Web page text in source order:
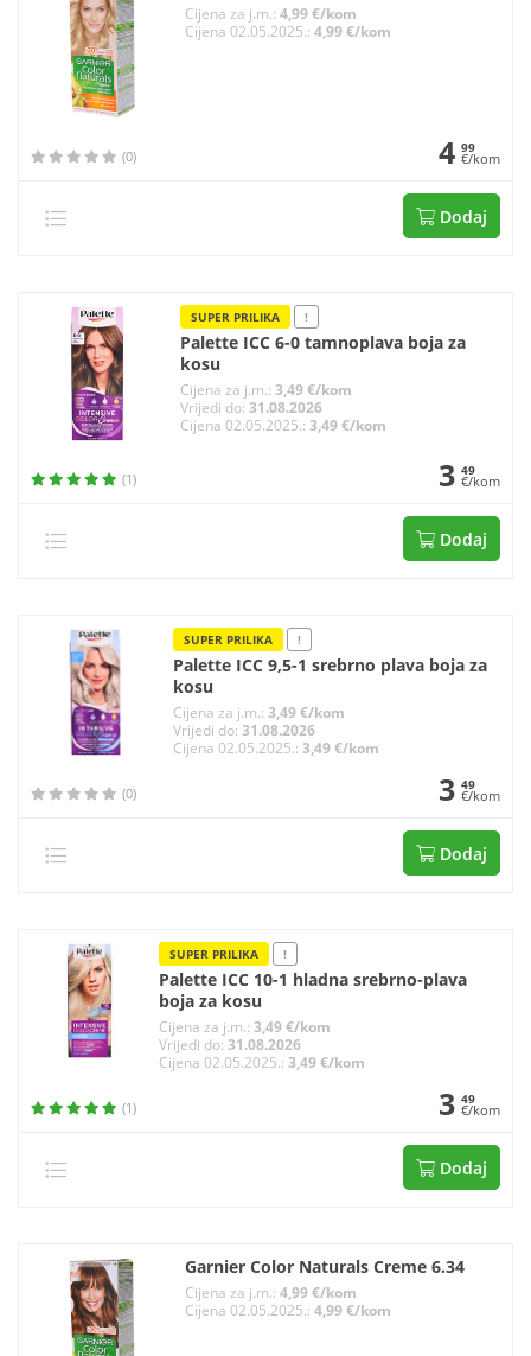
Cijena za j.m.: 4,99 €/kom
Cijena 02.05.2025.: 4,99 €/kom
(0) 4 99
€/kom
Dodaj
SUPER PRILIKA !
Palette ICC 6-0 tamnoplava boja za
kosu
Cijena za j.m.:3,49 €/kom
Vrijedi do:31.08.2026
Cijena 02.05.2025.:3,49 €/kom
(1) 3 49
€/kom
Dodaj
SUPER PRILIKA !
Palette ICC 9,5-1 srebrno plava boja za
kosu
Cijena za j.m.: 3,49 €/kom
Vrijedi do: 31.08.2026
Cijena 02.05.2025.: 3,49 €/kom
(0) 3 49
€/kom
Dodaj
SUPER PRILIKA !
Palette ICC 10-1 hladna srebrno-plava
boja za kosu
Cijena za j.m.:3,49 €/kom
Vrijedi do:31.08.2026
Cijena 02.05.2025.:3,49 €/kom
(1) 3 49
€/kom
Dodaj
Garnier Color Naturals Creme 6.34
Cijena za j.m.: 4,99 €/kom
Cijena 02.05.2025.: 4,99 €/kom